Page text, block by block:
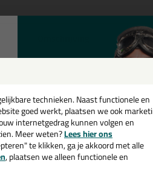
Frencken
Meranti
Zoek je Frencken Kneedbaar Hout
Kneedbaar Hout 50ml in de kleur
Een professioneel en hoogwaardig
Frencken Kneedbaar Hout 50ml in
werkdagen besteld = morgen in huis.
technieken. Naast functionele en
goed werkt, plaatsen we ook
internetgedrag kunnen volgen en
Meer weten?Lees hier ons
te klikken, ga je akkoord met alle
, plaatsen we alleen functionele en